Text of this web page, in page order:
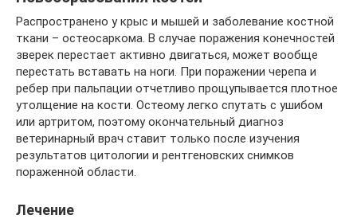
Распространено у крыс и мышей и заболевание костной
ткани – остеосаркома. В случае поражения конечностей
зверек перестает активно двигаться, может вообще
перестать вставать на ноги. При поражении черепа и
ребер при пальпации отчетливо прощупывается плотное
утолщение на кости. Остеому легко спутать с ушибом
или артритом, поэтому окончательный диагноз
ветеринарный врач ставит только после изучения
результатов цитологии и рентгеновских снимков
пораженной области.
Лечение